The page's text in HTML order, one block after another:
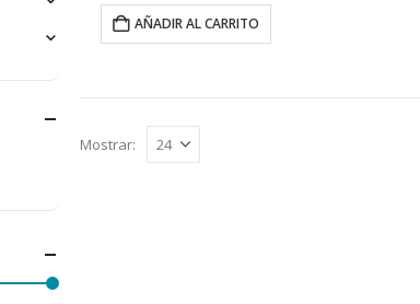
AÑADIR AL CARRITO
Mostrar: